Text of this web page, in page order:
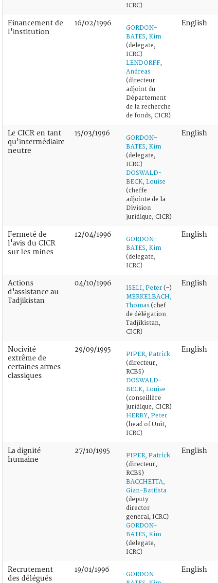
ICRC)
Financement de
l'institution
16/02/1996
GORDON-
BATES, Kim
(delegate,
ICRC)
LENDORFF,
Andreas
(directeur
adjoint du
Département
de la recherche
de fonds, CICR)
English
Le CICR en tant
qu'intermédiaire
neutre
15/03/1996
GORDON-
BATES, Kim
(delegate,
ICRC)
DOSWALD-
BECK, Louise
(cheffe
adjointe de la
Division
juridique, CICR)
English
Fermeté de
l'avis du CICR
sur les mines
12/04/1996
GORDON-
BATES, Kim
(delegate,
ICRC)
English
Actions
d'assistance au
Tadjikistan
04/10/1996
ISELI, Peter (-)
MERKELBACH,
Thomas (chef
de délégation
Tadjikistan,
CICR)
English
Nocivité
extrême de
certaines armes
classiques
29/09/1995
PIPER, Patrick
(directeur,
RCBS)
DOSWALD-
BECK, Louise
(conseillère
juridique, CICR)
HERBY, Peter
(head of Unit,
ICRC)
English
La dignité
humaine
27/10/1995
PIPER, Patrick
(directeur,
RCBS)
BACCHETTA,
Gian-Battista
(deputy
director
general, ICRC)
GORDON-
BATES, Kim
(delegate,
ICRC)
English
Recrutement
des délégués
19/01/1996
GORDON-
English